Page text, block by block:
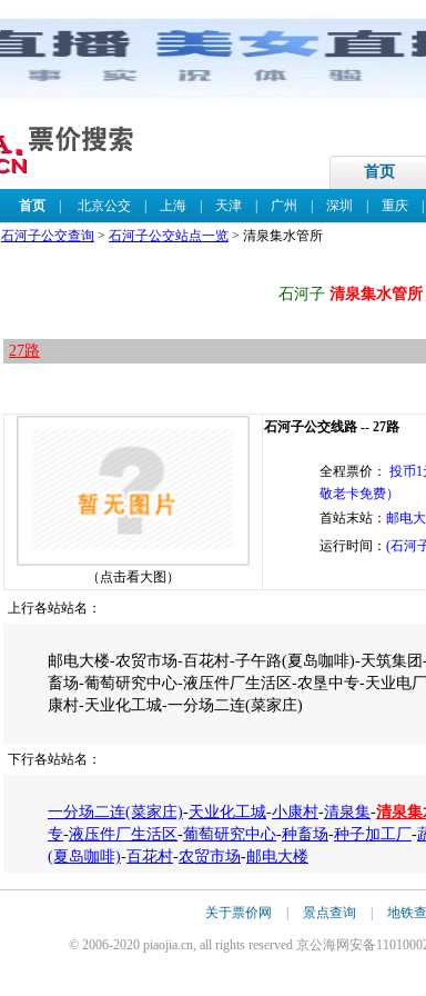
首页
首页| 北京公交| 上海| 天津| 广州 深圳 重庆
石河子公交查询 > 石河子公交站点一览 > 清泉集水管所
石河子 清泉集水管所
27路
（点击看大图）
石河子公交线路 -- 27路
全程票价： 投币1
敬老卡免费）
首站末站： 邮电
运行时间： (石河
上行各站站名：
邮电大楼-农贸市场-百花村-子午路(夏岛咖啡)-天筑集
畜场-葡萄研究中心-液压件厂生活区-农垦中专-天业电
康村-天业化工城-一分场二连(菜家庄)
下行各站站名：
一分场二连(菜家庄)-天业化工城-小康村-清泉集-清泉
专-液压件厂生活区-葡萄研究中心-种畜场-种子加工厂-
(夏岛咖啡)-百花村-农贸市场-邮电大楼
关于票价网 | 景点查询 | 地铁
© 2006-2020 piaojia.cn, all rights reserved 京公海网安备